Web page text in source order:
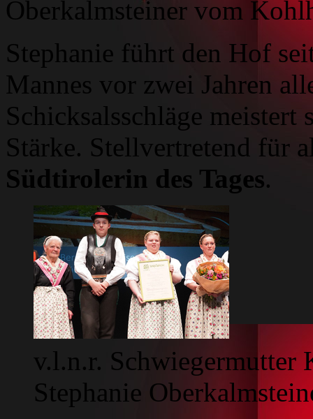
Oberkalmsteiner vom
Stephanie führt den Hof
Mannes vor zwei Jahren
Schicksalsschläge
Stärke. Stellvertretend für
Südtirolerin des Tages.
v.l.n.r. Schwiegermutter
Stephanie